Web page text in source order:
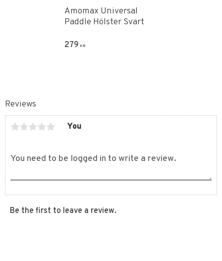
Reviews
You
Be the first to leave a review.
Amomax Universal
Paddle Hölster Svart
279 KR